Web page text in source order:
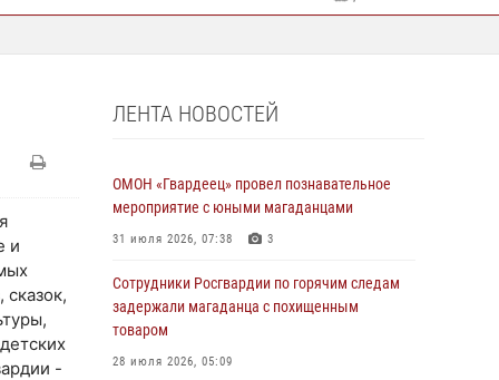
и
-
ЛЕНТА НОВОСТЕЙ
ОМОН «Гвардеец» провел познавательное
мероприятие с юными магаданцами
31 июля 2026, 07:38 3
Сотрудники Росгвардии по горячим следам
задержали магаданца с похищенным
товаром
28 июля 2026, 05:09